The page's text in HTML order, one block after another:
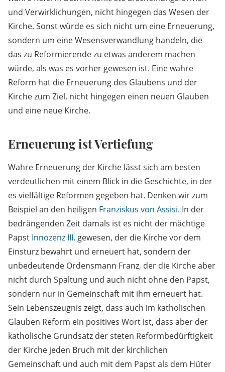
und Verwirklichungen, nicht hingegen das Wesen der
Kirche. Sonst würde es sich nicht um eine Erneuerung,
sondern um eine Wesensverwandlung handeln, die
das zu Reformierende zu etwas anderem machen
würde, als was es vorher gewesen ist. Eine wahre
Reform hat die Erneuerung des Glaubens und der
Kirche zum Ziel, nicht hingegen einen neuen Glauben
und eine neue Kirche.
Erneuerung ist Vertiefung
Wahre Erneuerung der Kirche lässt sich am besten
verdeutlichen mit einem Blick in die Geschichte, in der
es vielfältige Reformen gegeben hat. Denken wir zum
Beispiel an den heiligen Franziskus von Assisi. In der
bedrängenden Zeit damals ist es nicht der mächtige
Papst Innozenz III. gewesen, der die Kirche vor dem
Einsturz bewahrt und erneuert hat, sondern der
unbedeutende Ordensmann Franz, der die Kirche aber
nicht durch Spaltung und auch nicht ohne den Papst,
sondern nur in Gemeinschaft mit ihm erneuert hat.
Sein Lebenszeugnis zeigt, dass auch im katholischen
Glauben Reform ein positives Wort ist, dass aber der
katholische Grundsatz der steten Reformbedürftigkeit
der Kirche jeden Bruch mit der kirchlichen
Gemeinschaft und auch mit dem Papst als dem Hüter